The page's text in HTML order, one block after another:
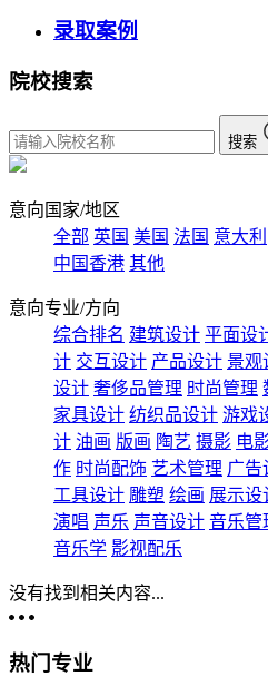
录取案例
院校搜索
搜索
意向国家/地区
全部 英国 美国 法国 意大利
中国香港 其他
意向专业/方向
综合排名 建筑设计 平面设
计 交互设计 产品设计 景观
设计 奢侈品管理 时尚管理
家具设计 纺织品设计 游戏
计 油画 版画 陶艺 摄影 电
作 时尚配饰 艺术管理 广告
工具设计 雕塑 绘画 展示设
演唱 声乐 声音设计 音乐管
音乐学 影视配乐
没有找到相关内容...
热门专业